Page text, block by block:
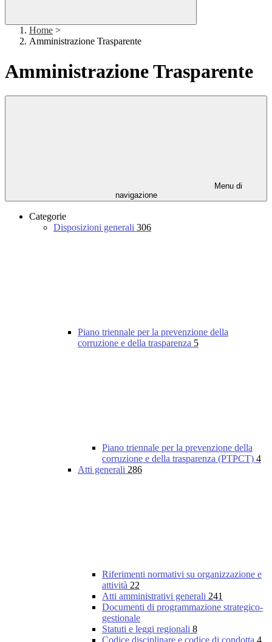
Home >
Amministrazione Trasparente
Amministrazione Trasparente
Menu di
navigazione
Categorie
Disposizioni generali 306
Piano triennale per la prevenzione della
corruzione e della trasparenza 5
Piano triennale per la prevenzione della
corruzione e della trasparenza (PTPCT) 4
Atti generali 286
Riferimenti normativi su organizzazione e
attività 22
Atti amministrativi generali 241
Documenti di programmazione strategico-
gestionale
Statuti e leggi regionali 8